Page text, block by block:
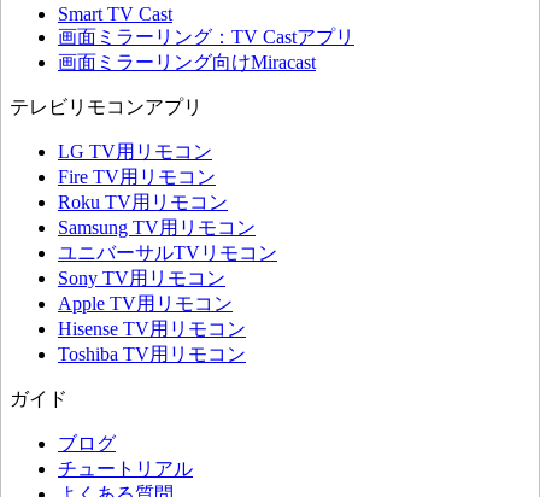
Smart TV Cast
画面ミラーリング：TV Castアプリ
画面ミラーリング向けMiracast
テレビリモコンアプリ
LG TV用リモコン
Fire TV用リモコン
Roku TV用リモコン
Samsung TV用リモコン
ユニバーサルTVリモコン
Sony TV用リモコン
Apple TV用リモコン
Hisense TV用リモコン
Toshiba TV用リモコン
ガイド
ブログ
チュートリアル